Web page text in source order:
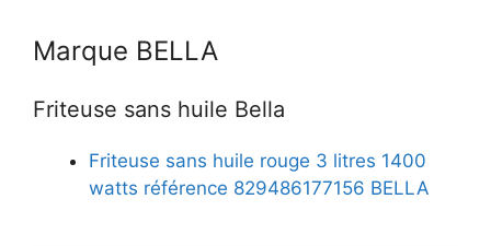
Marque BELLA
Friteuse sans huile Bella
Friteuse sans huile rouge 3 litres 1400
watts référence 829486177156 BELLA